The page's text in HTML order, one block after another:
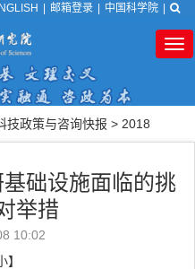
邮箱登录 中国科学院
技政策与咨询快报 > 2018
础设施面临的挑
举措
10:02
】